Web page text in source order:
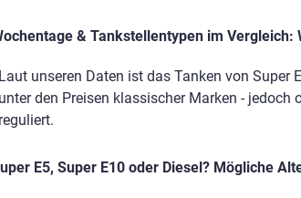
& Tankstellentypen im
Laut unseren Daten ist das Tanken von
unter den Preisen klassischer Marken -
reguliert.
E5, Super E10 oder Diesel? Mögliche